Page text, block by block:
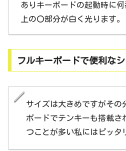
ありキーボードの起動時に
上の〇部分が白く光ります。
フルキーボードで便利な
サイズは大きめですがその
ボードでテンキーも搭載さ
つことが多い私にはピッタ